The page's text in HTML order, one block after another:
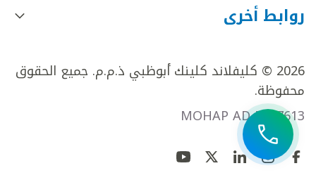
روابط أخرى
2026 © كليفلاند كلينك أبوظبي ذ.م.م. جميع الحقوق
محفوظة.
MOHAP AD FR27613